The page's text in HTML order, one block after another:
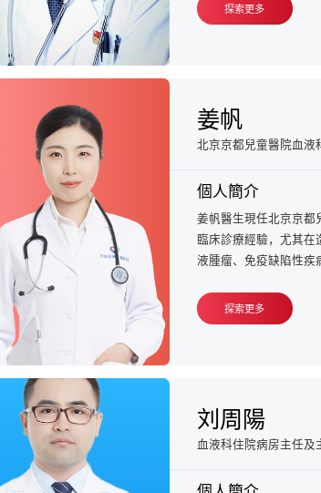
探索更多
姜帆
北京京都兒童醫院血液
個人簡介
姜帆醫生現任北京京都
臨床診療經驗，尤其在
液腫瘤、免疫缺陷性疾
探索更多
刘周陽
血液科住院病房主任及